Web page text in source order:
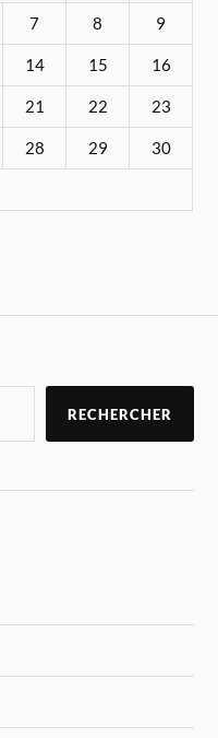
7 8 9
14 15 16
21 22 23
28 29 30
RECHERCHER